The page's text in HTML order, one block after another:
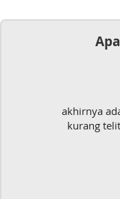
akhirnya ada yang
kurang teliti